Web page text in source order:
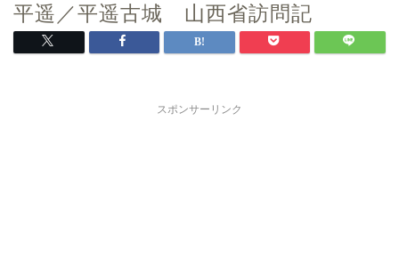
平遥／平遥古城 山西省訪問記
スポンサーリンク